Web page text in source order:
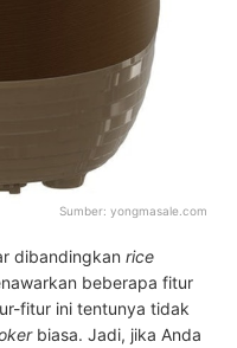
Sumber: yongmasale.com
dibandingkan rice
beberapa fitur
fitur ini tentunya tidak
biasa. Jadi, jika Anda